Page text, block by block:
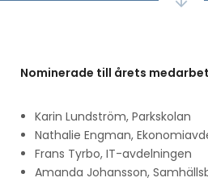
Nominerade till årets
Karin Lundström, Parkskolan
Nathalie Engman,
Frans Tyrbo, IT-avdelningen
Amanda Johansson,